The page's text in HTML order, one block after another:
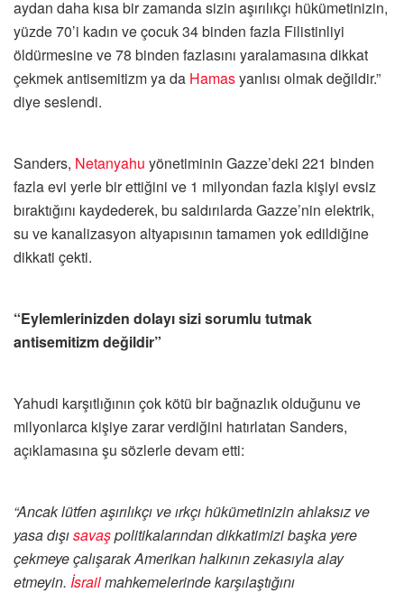
aydan daha kısa bir zamanda sizin aşırılıkçı hükümetinizin,
yüzde 70’i kadın ve çocuk 34 binden fazla Filistinliyi
öldürmesine ve 78 binden fazlasını yaralamasına dikkat
çekmek antisemitizm ya da Hamasyanlısı olmak değildir.”
diye seslendi.
Sanders, Netanyahu yönetiminin Gazze’deki 221 binden
fazla evi yerle bir ettiğini ve 1 milyondan fazla kişiyi evsiz
bıraktığını kaydederek, bu saldırılarda Gazze’nin elektrik,
su ve kanalizasyon altyapısının tamamen yok edildiğine
dikkati çekti.
“Eylemlerinizden dolayı sizi sorumlu tutmak
antisemitizm değildir”
Yahudi karşıtlığının çok kötü bir bağnazlık olduğunu ve
milyonlarca kişiye zarar verdiğini hatırlatan Sanders,
açıklamasına şu sözlerle devam etti:
“Ancak lütfen aşırılıkçı ve ırkçı hükümetinizin ahlaksız ve
yasa dışısavaşpolitikalarından dikkatimizi başka yere
çekmeye çalışarak Amerikan halkının zekasıyla alay
etmeyin. İsrailmahkemelerinde karşılaştığını